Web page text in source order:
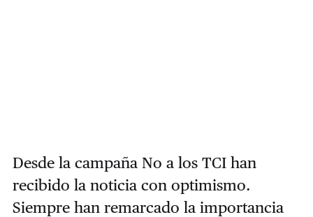
Desde la campaña No a los TCI han
recibido la noticia con optimismo.
Siempre han remarcado la importancia